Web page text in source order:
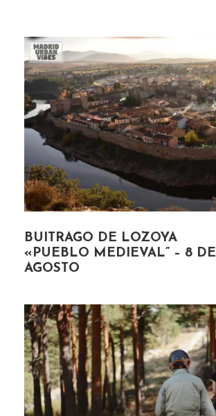
BUITRAGO DE LOZOYA
«PUEBLO MEDIEVAL” – 8 DE
AGOSTO